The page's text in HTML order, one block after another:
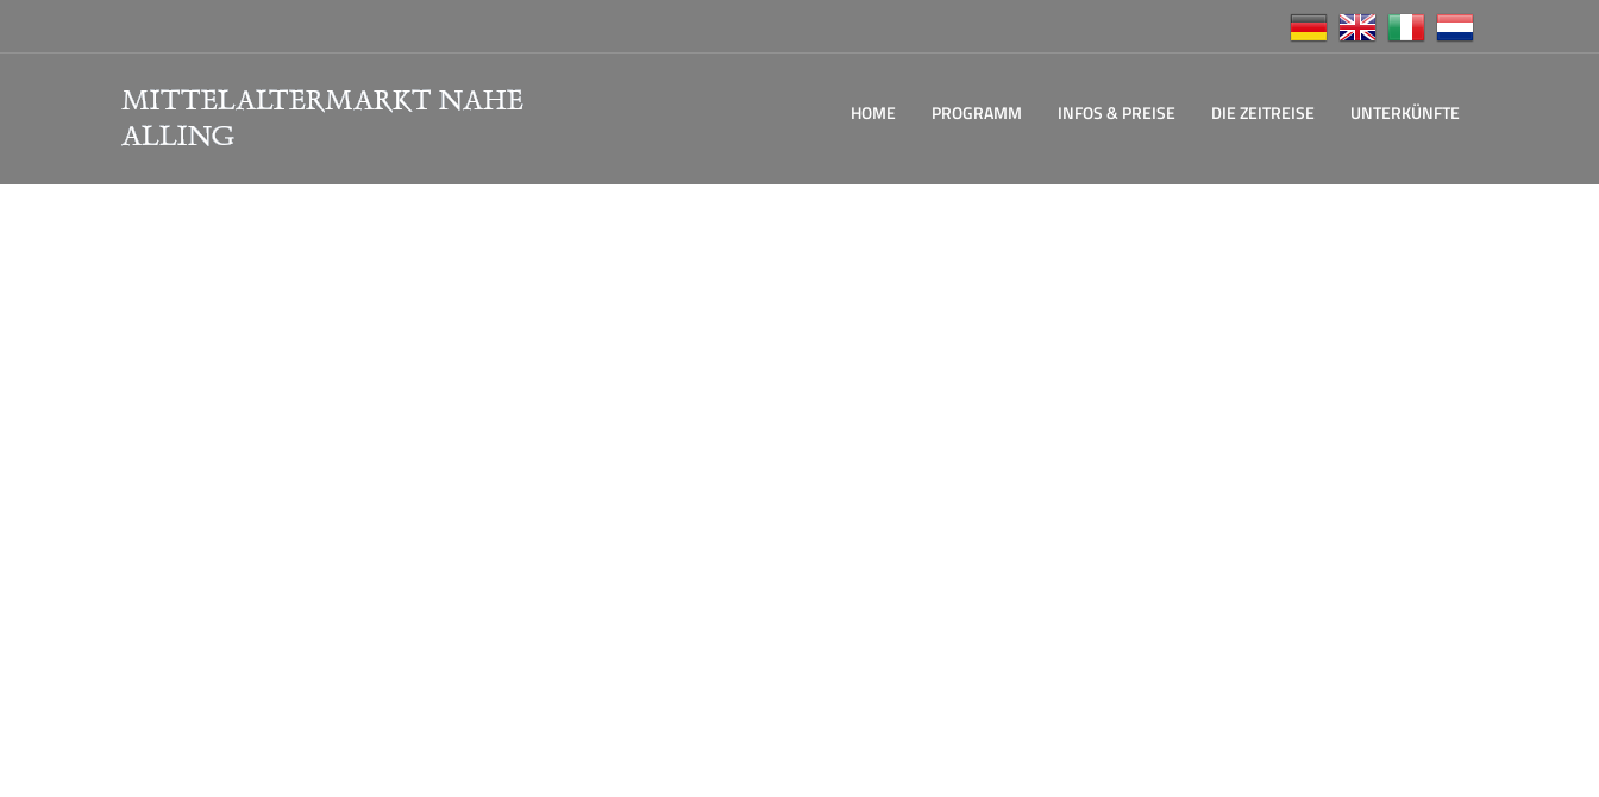
HOME PROGRAMM INFOS & PREISE DIE ZEITREISE UNTERKÜNFTE